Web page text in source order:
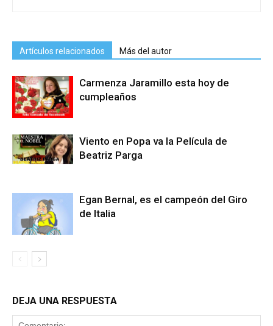
Artículos relacionados Más del autor
Carmenza Jaramillo esta hoy de
cumpleaños
Viento en Popa va la Película de
Beatriz Parga
Egan Bernal, es el campeón del Giro
de Italia
DEJA UNA RESPUESTA